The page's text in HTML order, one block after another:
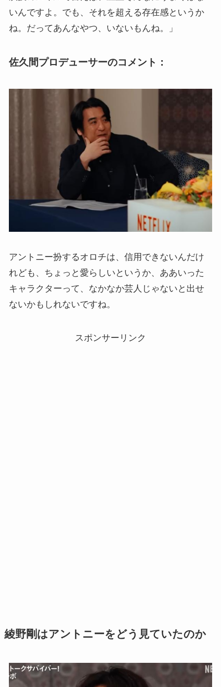
いんですよ。でも、それを超える存在感というか
ね。だってあんなやつ、いないもんね。」
佐久間プロデューサーのコメント：
アントニー扮するオロチは、信用できないんだけ
れども、ちょっと愛らしいというか、ああいった
キャラクターって、なかなか芸人じゃないと出せ
ないかもしれないですね。
スポンサーリンク
綾野剛はアントニーをどう見ていたのか